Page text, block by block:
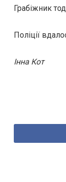
Грабіжник
Поліції
Інна Кот